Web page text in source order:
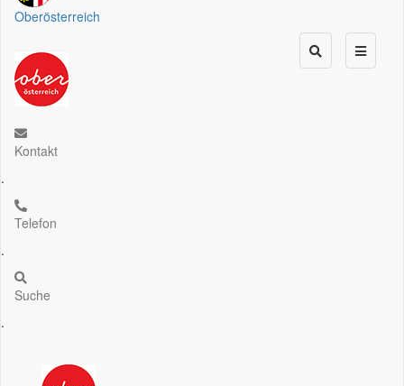
Oberösterreich
Kontakt
.
Telefon
.
Suche
.